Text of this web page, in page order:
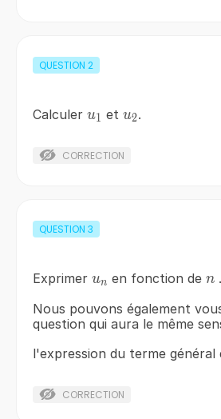
QUESTION 2
Calculer u_{1}
u1 et u_{2}
u2.
CORRECTION
QUESTION 3
Exprimer u_{n}
un en fonction de n
n .
Nous pouvons également
question qui aura le même
l'expression du terme général
CORRECTION